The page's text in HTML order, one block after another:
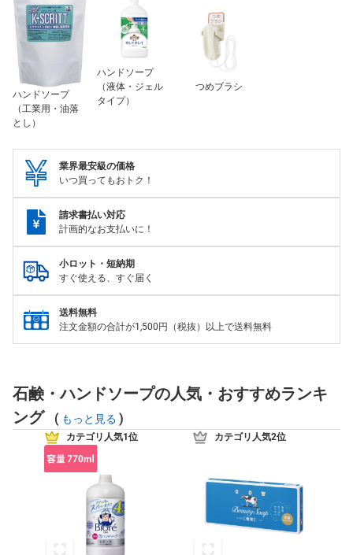
ハンドソープ
（工業用・油落
とし）
ハンドソープ
（液体・ジェル
タイプ）
つめブラシ
業界最安級の価格
いつ買ってもおトク！
請求書払い対応
計画的なお支払いに！
小ロット・短納期
すぐ使える、すぐ届く
送料無料
注文金額の合計が1,500円（税抜）以上で送料無料
石鹸・ハンドソープの人気・おすすめランキ
ング
( もっと見る )
カテゴリ人気1位 カテゴリ人気2位